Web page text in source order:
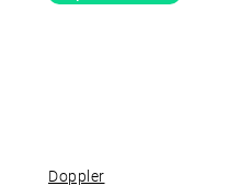
Doppler